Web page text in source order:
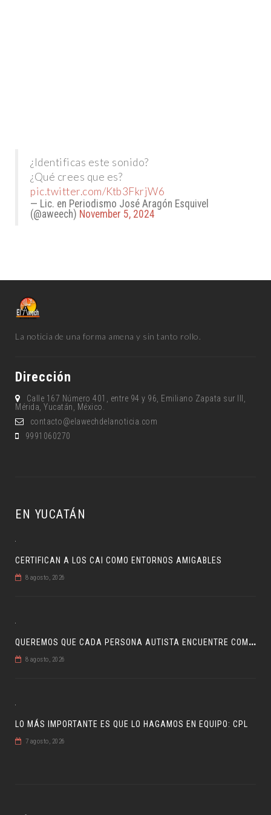
¿Identificas este sonido?
¿Qué crees que es?
pic.twitter.com/Ktb3FkrjW6
— Lic. en Periodismo José Aragón Esquivel
(@aweech) November 5, 2024
La noticia de una forma amena y sin tanto rollo.
Dirección
Calle 167 Número 401, entre 94 y 96, Emiliano Zapata sur lll,
Mérida, Yucatán, México.
contacto@elawechdelanoticia.com
9991060270
EN YUCATÁN
CERTIFICAN A LOS CAI COMO ENTORNOS AMIGABLES
8 agosto, 2026
Q
UEREMOS QUE CADA PERSONA AUTISTA ENCUENTRE COMPRENSIÓN: JDM
8 agosto, 2026
LO MÁS IMPORTANTE ES QUE LO HAGAMOS EN EQUIPO: CPL
7 agosto, 2026